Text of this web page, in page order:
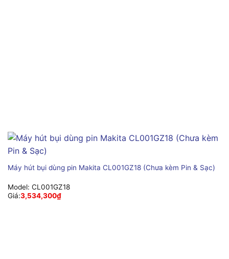
Máy hút bụi dùng pin Makita CL001GZ18 (Chưa kèm Pin & Sạc)
Model: CL001GZ18
Giá:3,534,300₫